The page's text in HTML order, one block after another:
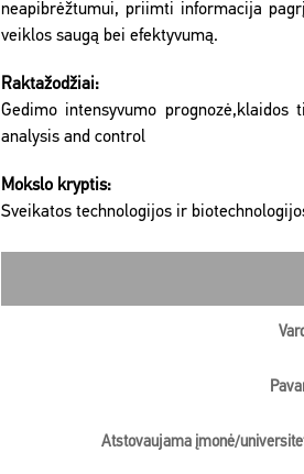
neapibrėžtumui, priimti informacija
veiklos saugą bei efektyvumą.
Raktažodžiai:
Gedimo intensyvumo
analysis and control
Mokslo kryptis:
Sveikatos technologijos ir
Atstovaujama įmonė/